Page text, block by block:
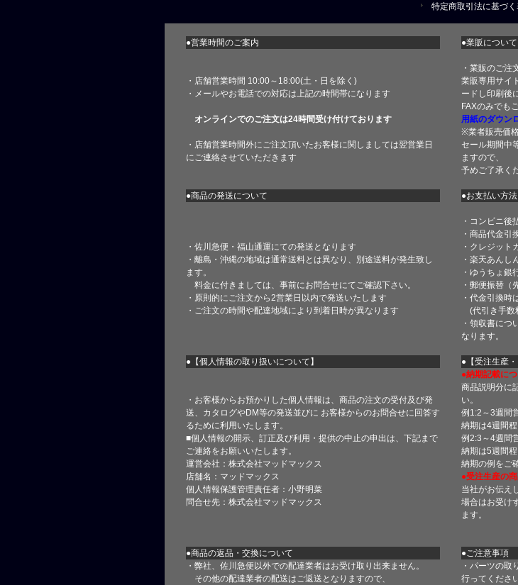
特定商取引法に基づく
●営業時間のご案内 ●業販について
・店舗営業時間 10:00～18:00(土・日を除く)
・メールやお電話での対応は上記の時間帯になります
オンラインでのご注文は24時間受け付けております
・店舗営業時間外にご注文頂いたお客様に関しましては翌営業日
にご連絡させていただきます
・業販のご注
業販専用サイ
ードし印刷後
FAXのみでも
用紙のダウン
※業者販売価
セール期間中
ますので、
予めご了承く
●商品の発送について ●お支払い方
・佐川急便・福山通運にての発送となります
・離島・沖縄の地域は通常送料とは異なり、別途送料が発生致し
ます。
料金に付きましては、事前にお問合せにてご確認下さい。
・原則的にご注文から2営業日以内で発送いたします
・ご注文の時間や配達地域により到着日時が異なります
・コンビニ後
・商品代金引
・クレジット
・楽天あんし
・ゆうちょ銀
・郵便振替（
・代金引換時
(代引き手数
・領収書につ
なります。
●【個人情報の取り扱いについて】 ●【受注生産
・お客様からお預かりした個人情報は、商品の注文の受付及び発
送、カタログやDM等の発送並びに お客様からのお問合せに回答す
るために利用いたします。
■個人情報の開示、訂正及び利用・提供の中止の申出は、下記まで
ご連絡をお願いいたします。
運営会社：株式会社マッドマックス
店舗名：マッドマックス
個人情報保護管理責任者：小野明菜
問合せ先：株式会社マッドマックス
●納期記載に
商品説明分に
い。
例1:2～3週間
納期は4週間
例2:3～4週間
納期は5週間
納期の例をご
●受注生産の
当社がお伝え
場合はお受け
ます。
●商品の返品・交換について
●ご注意事項
・弊社、佐川急便以外での配達業者はお受け取り出来ません。
その他の配達業者の配送はご返送となりますので、
・パーツの取
行ってくださ